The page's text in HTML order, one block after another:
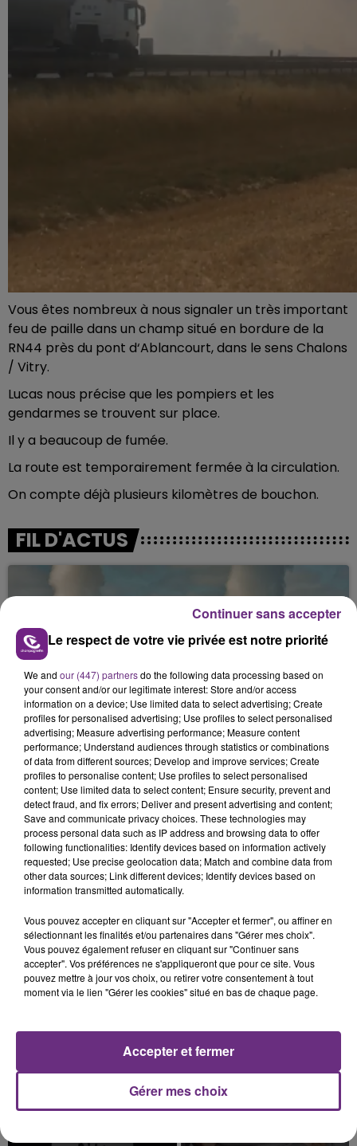
Vous êtes nombreux à nous signaler un très important
feu de paille dans un champ situé en bordure de la
RN44 près du pont d‘Ablancourt, dans le sens Chalons
/ Vitry.
Lucas nous précise que les pompiers et les
gendarmes se trouvent sur place.
Il y a beaucoup de fumée.
La route est temporairement fermée à la circulation.
On compte déjà plusieurs kilomètres de bouchon.
FIL D'ACTUS
LA CENTRALE NUCLÉAIRE DE CHOOZ
TOUJOURS À L'ARRÊT
Cela fait déjà une semaine que la centrale
nucléaire ardennaise est à l'arrêt. Une situation
justifiée par la sécheresse intense qui est toujours
présente.
SES PORTES
C'était l'une des institutions du centre-ville
rémois. Le magasin JouéClub est contraint de
fermer ses portes.
TITRES DIFFUSÉS
18h04
18h04
Le respect de votre vie privée est notre priorité
We and our (447) partnersdo the following data processing based on
your consent and/or our legitimate interest: Store and/or access
information on a device; Use limited data to select advertising; Create
profiles for personalised advertising; Use profiles to select personalised
advertising; Measure advertising performance; Measure content
performance; Understand audiences through statistics or combinations
of data from different sources; Develop and improve services; Create
profiles to personalise content; Use profiles to select personalised
content; Use limited data to select content; Ensure security, prevent and
detect fraud, and fix errors; Deliver and present advertising and content;
Save and communicate privacy choices. These technologies may
process personal data such as IP address and browsing data to offer
following functionalities: Identify devices based on information actively
requested; Use precise geolocation data; Match and combine data from
other data sources; Link different devices; Identify devices based on
information transmitted automatically.
Vous pouvez accepter en cliquant sur "Accepter et fermer", ou affiner en
sélectionnant les finalités et/ou partenaires dans "Gérer mes choix".
Vous pouvez également refuser en cliquant sur "Continuer sans
accepter". Vos préférences ne s'appliqueront que pour ce site. Vous
pouvez mettre à jour vos choix, ou retirer votre consentement à tout
moment via le lien "Gérer les cookies" situé en bas de chaque page.
Gérer mes choix
Accepter et fermer
Continuer sans accepter